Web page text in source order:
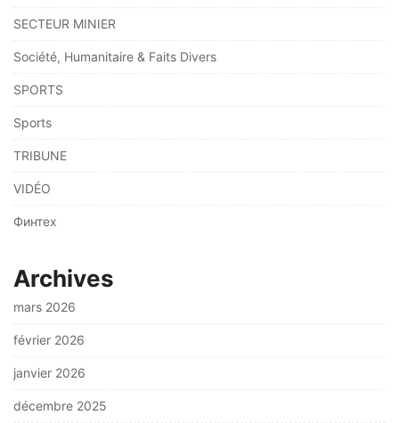
SECTEUR MINIER
Société, Humanitaire & Faits Divers
SPORTS
Sports
TRIBUNE
VIDÉO
Финтех
Archives
mars 2026
février 2026
janvier 2026
décembre 2025